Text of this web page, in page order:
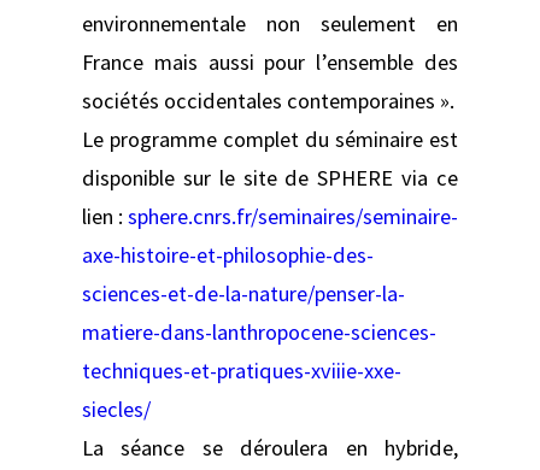
environnementale non seulement en
France mais aussi pour l’ensemble des
sociétés occidentales contemporaines ».
Le programme complet du séminaire est
disponible sur le site de SPHERE via ce
lien : sphere.cnrs.fr/seminaires/seminaire-
axe-histoire-et-philosophie-des-
sciences-et-de-la-nature/penser-la-
matiere-dans-lanthropocene-sciences-
techniques-et-pratiques-xviiie-xxe-
siecles/
La séance se déroulera en hybride,